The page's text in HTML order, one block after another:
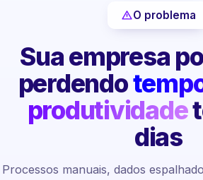
O problema
Sua empresa
perdendo
produtividade
dias
Processos manuais, dados